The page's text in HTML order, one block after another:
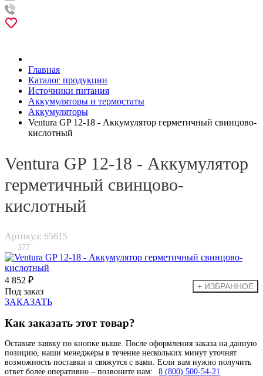
Главная
Каталог продукции
Источники питания
Аккумуляторы и термостаты
Аккумуляторы
Ventura GP 12-18 - Аккумулятор герметичный свинцово-
кислотный
Ventura GP 12-18 - Аккумулятор
герметичный свинцово-
кислотный
Артикул: 65615
377
4 852 ₽
Под заказ
ЗАКАЗАТЬ
Как заказать этот товар?
Оставьте заявку по кнопке выше. После оформления заказа на данную
позицию, наши менеджеры в течение нескольких минут уточнят
возможность поставки и свяжутся с вами. Если вам нужно получить
ответ более оперативно – позвоните нам:
8 (800) 500-54-21